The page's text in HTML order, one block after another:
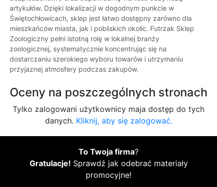
artykułów. Dzięki lokalizacji w dogodnym punkcie w
Świętochłowicach, sklep jest łatwo dostępny zarówno dla
mieszkańców miasta, jak i pobliskich okolic. Futrzak Sklep
Zoologiczny pełni istotną rolę w lokalnej branży
zoologicznej, systematycznie koncentrując się na
dostarczaniu szerokiego wyboru towarów i utrzymaniu
przyjaznej atmosfery podczas zakupów.
Oceny na poszczególnych stronach
Tylko zalogowani użytkownicy maja dostęp do tych
danych. Kliknij, aby się zalogować.
To Twoja firma?
Gratulacje! Sprawdź jak odebrać materiały
promocyjne!